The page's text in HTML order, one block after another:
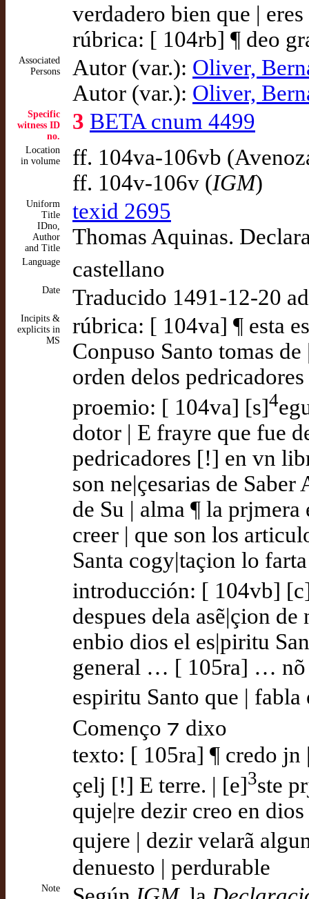
verdadero bien que |
rúbrica: [ 104rb] ¶ deo
Associated
Persons
Autor (var.): Oliver,
Autor (var.): Oliver,
Specific
witness ID
no.
3 BETA cnum 4499
Location
in volume
ff. 104va-106vb
ff. 104v-106v (IGM)
Uniform
Title
IDno,
Author
and Title
texid 2695
Thomas Aquinas.
Language castellano
Date Traducido 1491-12-20
Incipits &
explicits in
MS
rúbrica: [ 104va] ¶ esta
Conpuso Santo tomas
orden delos
proemio: [ 104va] [s]4
dotor | E frayre que fue
pedricadores [!] en vn
son ne|çesarias de
de Su | alma ¶ la prjmera
creer | que son los
Santa cogy|taçion lo
introducción: [ 104vb]
despues dela asẽ|çion
enbio dios el es|piritu
general … [ 105ra] … nõ
espiritu Santo que | fabla
Començo ⁊ dixo
texto: [ 105ra] ¶ credo jn
çelj [!] E terre. | [e]3ste
quje|re dezir creo en
qujere | dezir velarã
denuesto | perdurable
Note